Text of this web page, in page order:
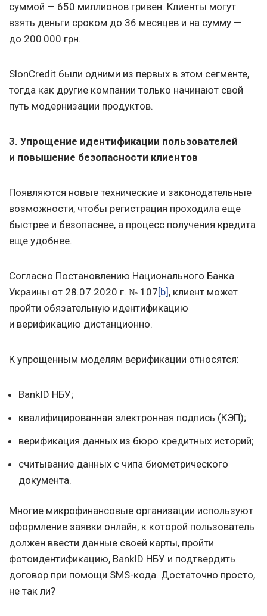
суммой — 650 миллионов гривен. Клиенты могут
взять деньги сроком до 36 месяцев и на сумму —
до 200 000 грн.
SlonCredit были одними из первых в этом сегменте,
тогда как другие компании только начинают свой
путь модернизации продуктов.
3. Упрощение идентификации пользователей
и повышение безопасности клиентов
Появляются новые технические и законодательные
возможности, чтобы регистрация проходила еще
быстрее и безопаснее, а процесс получения кредита
еще удобнее.
Согласно Постановлению Национального Банка
Украины от 28.07.2020 г. № 107 [b] , клиент может
пройти обязательную идентификацию
и верификацию дистанционно.
К упрощенным моделям верификации относятся:
BankID НБУ;
квалифицированная электронная подпись (КЭП);
верификация данных из бюро кредитных историй;
считывание данных с чипа биометрического
документа.
Многие микрофинансовые организации используют
оформление заявки онлайн, к которой пользователь
должен ввести данные своей карты, пройти
фотоидентификацию, BankID НБУ и подтвердить
договор при помощи SMS-кода. Достаточно просто,
не так ли?